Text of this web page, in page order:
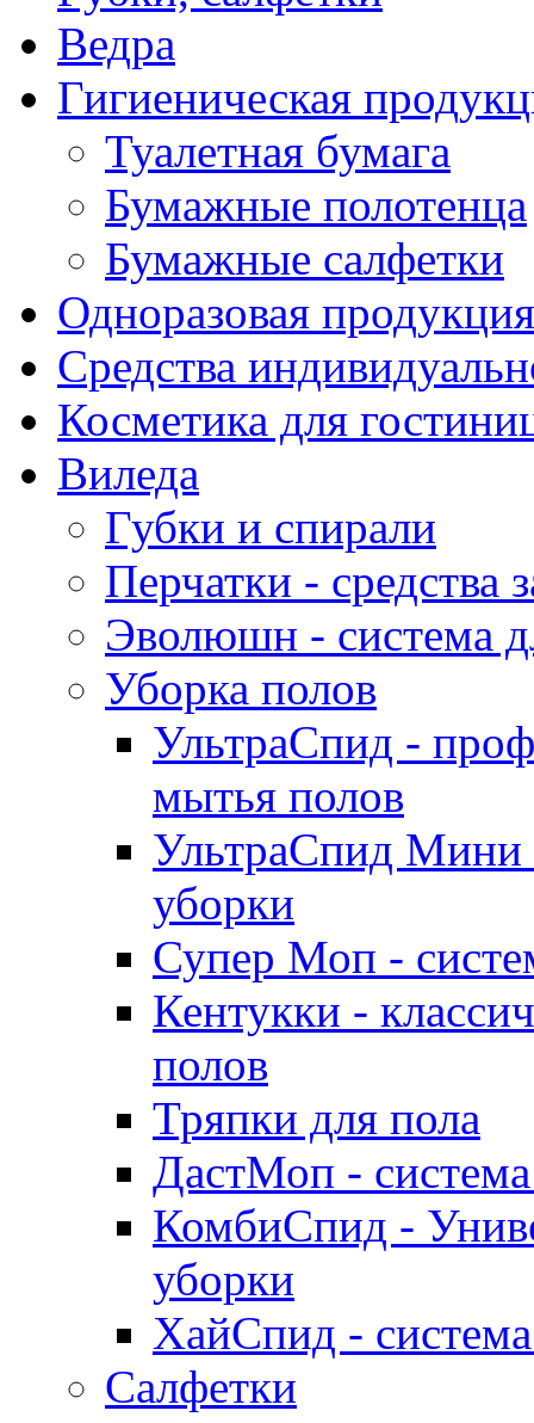
Ведра
Гигиеническая
Туалетная бумага
Бумажные полотенца
Бумажные салфетки
Одноразовая продукция
Средства
Косметика для
Виледа
Губки и спирали
Перчатки - средства
Эволюшн - система
Уборка полов
УльтраСпид -
мытья полов
УльтраСпид Мини
уборки
Супер Моп -
Кентукки -
полов
Тряпки для пола
ДастМоп -
КомбиСпид -
уборки
ХайСпид -
Салфетки